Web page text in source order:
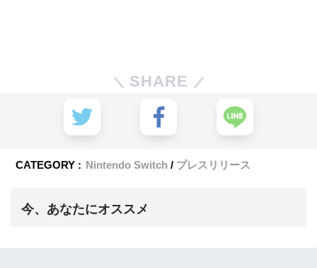
SHARE
CATEGORY : Nintendo Switch プレスリリース
今、あなたにオススメ